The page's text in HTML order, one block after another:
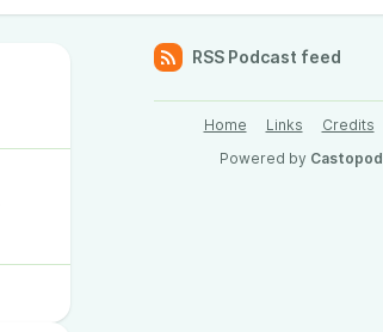
RSS Podcast feed
Home Links Credits
Powered by Castopod